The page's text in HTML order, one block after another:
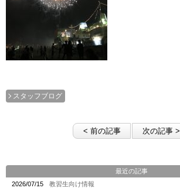
スタッフブログ
< 前の記事 次の記事 >
最近の記事
2026/07/15
教習生向け情報